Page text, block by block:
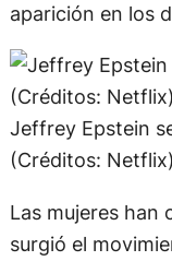
aparición en los
Jeffrey Epstein
(Créditos: Netflix)
Las mujeres han
surgió el